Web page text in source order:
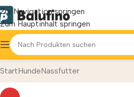
Zur Navigation springen
Zum Hauptinhalt springen
StartHundeNassfutter